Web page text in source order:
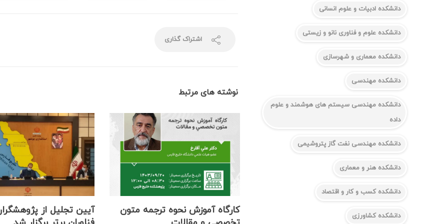
اشتراک گذاری
نوشته های مرتبط
کارگاه آموزش نحوه ترجمه متون
آیین تجلیل از
دانشکده ادبیات و علوم انسانی
دانشکده علوم و فناوری نانو و زیستی
دانشکده معماری و شهرسازی
دانشکده مهندسی
دانشکده مهندسی سیستم های هوشمند و علوم
داده
دانشکده مهندسی نفت گاز پتروشیمی
دانشکده هنر و معماری
دانشکده کسب و کار و اقتصاد
دانشکده کشاورزی